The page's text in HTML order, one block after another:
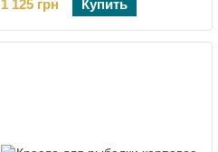
1 125 грн
Купить